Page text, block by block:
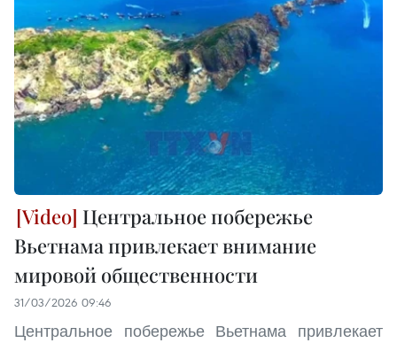
Центральное побережье
Вьетнама привлекает внимание
мировой общественности
31/03/2026 09:46
Центральное побережье Вьетнама привлекает